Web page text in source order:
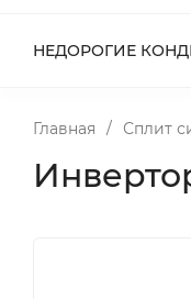
НЕДОРОГИЕ
Главная / Сплит